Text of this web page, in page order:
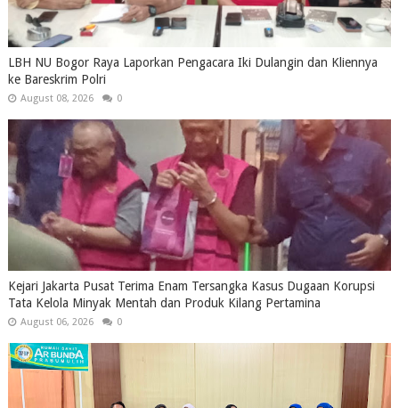
LBH NU Bogor Raya Laporkan Pengacara Iki Dulangin dan Kliennya
ke Bareskrim Polri
August 08, 2026 0
Kejari Jakarta Pusat Terima Enam Tersangka Kasus Dugaan Korupsi
Tata Kelola Minyak Mentah dan Produk Kilang Pertamina
August 06, 2026 0